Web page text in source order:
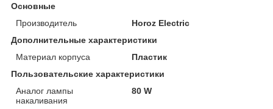
Основные
Производитель
Horoz Electric
Дополнительные характеристики
Материал корпуса
Пластик
Пользовательские характеристики
Аналог лампы
накаливания
80 W